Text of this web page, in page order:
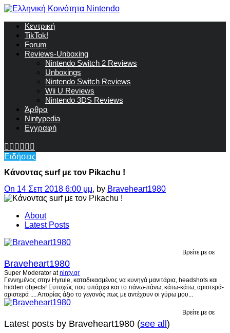
Κεντρική
TikTok!
Forum
Reviews-Unboxing
Nintendo Switch 2 Reviews
Unboxings
Nintendo Switch Reviews
Wii U Reviews
Nintendo 3DS Reviews
Άρθρα
Nintypedia
Εγγραφή
Ειδήσεις
Κάνοντας surf με τον Pikachu !
On 14 Σεπ 2018 6:00 μμ, by Braveheart1980
About
Latest Posts
Βρείτε με σε
Braveheart1980
Super Moderator atninty.gr
Γεννημένος στην Hyrule, καταδικασμένος να κυνηγά μανιτάρια, headshots και
hidden objects! Ευτυχώς που υπάρχει και το πάνω-πάνω, κάτω-κάτω, αριστερά-
αριστερά .... Απορίας άξιο το γεγονός πως με αντέχουν οι γύρω μου...
Βρείτε με σε
Latest posts by Braveheart1980 (see all)